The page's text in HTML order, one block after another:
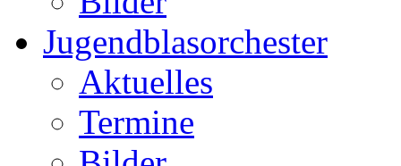
Jugendblasorchester
Aktuelles
Termine